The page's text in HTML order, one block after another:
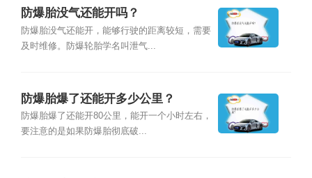
防爆胎没气还能开吗？
防爆胎没气还能开，能够行驶的距离较短，需要
及时维修。防爆轮胎学名叫泄气...
防爆胎爆了还能开多少公里？
防爆胎爆了还能开80公里，能开一个小时左右，
要注意的是如果防爆胎彻底破...